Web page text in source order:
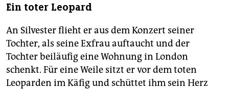
Ein toter Leopard
An Silvester flieht er aus dem Konzert seiner
Tochter, als seine Exfrau auftaucht und der
Tochter beiläufig eine Wohnung in London
schenkt. Für eine Weile sitzt er vor dem toten
Leoparden im Käfig und schüttet ihm sein Herz